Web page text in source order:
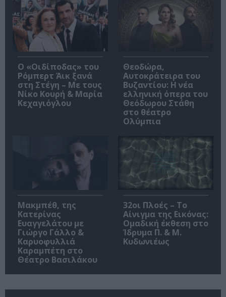
O «Οιδίποδας» του
Ρόμπερτ Άικ ξανά
στη Στέγη – Με τους
Νίκο Κουρή & Μαρία
Κεχαγιόγλου
Θεοδώρα,
Αυτοκράτειρα του
Βυζαντίου: Η νέα
ελληνική όπερα του
Θεόδωρου Στάθη
στο θέατρο
Ολύμπια
Μακμπέθ, της
Κατερίνας
Ευαγγελάτου με
Γιώργο Γάλλο &
Καρυοφυλλιά
Καραμπέτη στο
Θέατρο Βασιλάκου
32οι Πλοές – Το
Αίνιγμα της Εικόνας:
Ομαδική έκθεση στο
Ίδρυμα Π. & Μ.
Κυδωνιέως